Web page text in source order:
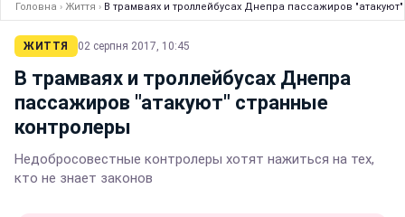
Головна › Життя › В трамваях и троллейбусах Днепра пассажиров
ЖИТТЯ 02 серпня 2017, 10:45
В трамваях и троллейбусах Днепра
пассажиров "атакуют" странные
контролеры
Недобросовестные контролеры хотят нажиться на тех,
кто не знает законов